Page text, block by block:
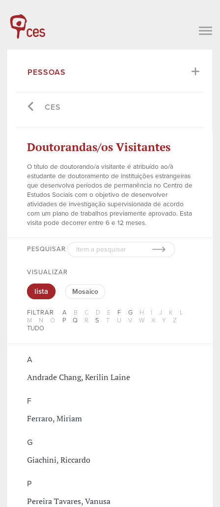
PESSOAS
CES
Doutorandas/os Visitantes
O título de doutorando/a visitante é atribuído ao/à
estudante de doutoramento de instituições estrangeiras
que desenvolva períodos de permanência no Centro de
Estudos Sociais com o objetivo de desenvolver
atividades de investigação supervisionada de acordo
com um plano de trabalhos previamente aprovado. Esta
visita pode decorrer entre 6 e 12 meses.
PESQUISAR
VISUALIZAR
lista Mosaico
FILTRAR A B C D E F G H I J K
L
M
N O P Q R S T U V W X Y
Z
TUDO
A
Andrade Chang, Kerilin Laine
F
Ferraro, Miriam
G
Giachini, Riccardo
P
Pereira Tavares, Vanusa